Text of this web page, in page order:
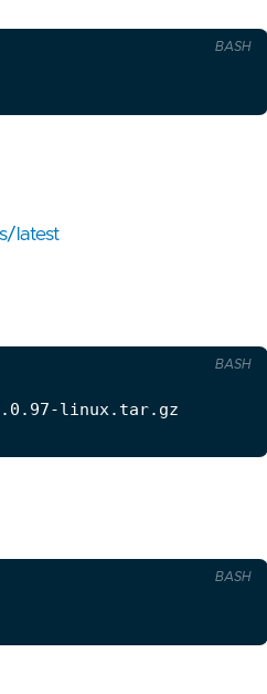
BASH
latest
BASH
BASH